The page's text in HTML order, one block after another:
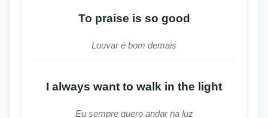
To praise is so good
Louvar é bom demais
I always want to walk in the light
Eu sempre quero andar na luz